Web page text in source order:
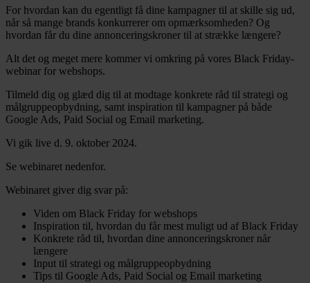
For hvordan kan du egentligt få dine kampagner til at skille sig ud,
når så mange brands konkurrerer om opmærksomheden? Og
hvordan får du dine annonceringskroner til at strække længere?
Alt det og meget mere kommer vi omkring på vores Black Friday-
webinar for webshops.
Tilmeld dig og glæd dig til at modtage konkrete råd til strategi og
målgruppeopbydning, samt inspiration til kampagner på både
Google Ads, Paid Social og Email marketing.
Vi gik live d. 9. oktober 2024.
Se webinaret nedenfor.
Webinaret giver dig svar på:
Viden om Black Friday for webshops
Inspiration til, hvordan du får mest muligt ud af Black Friday
Konkrete råd til, hvordan dine annonceringskroner når
længere
Input til strategi og målgruppeopbydning
Tips til Google Ads, Paid Social og Email marketing